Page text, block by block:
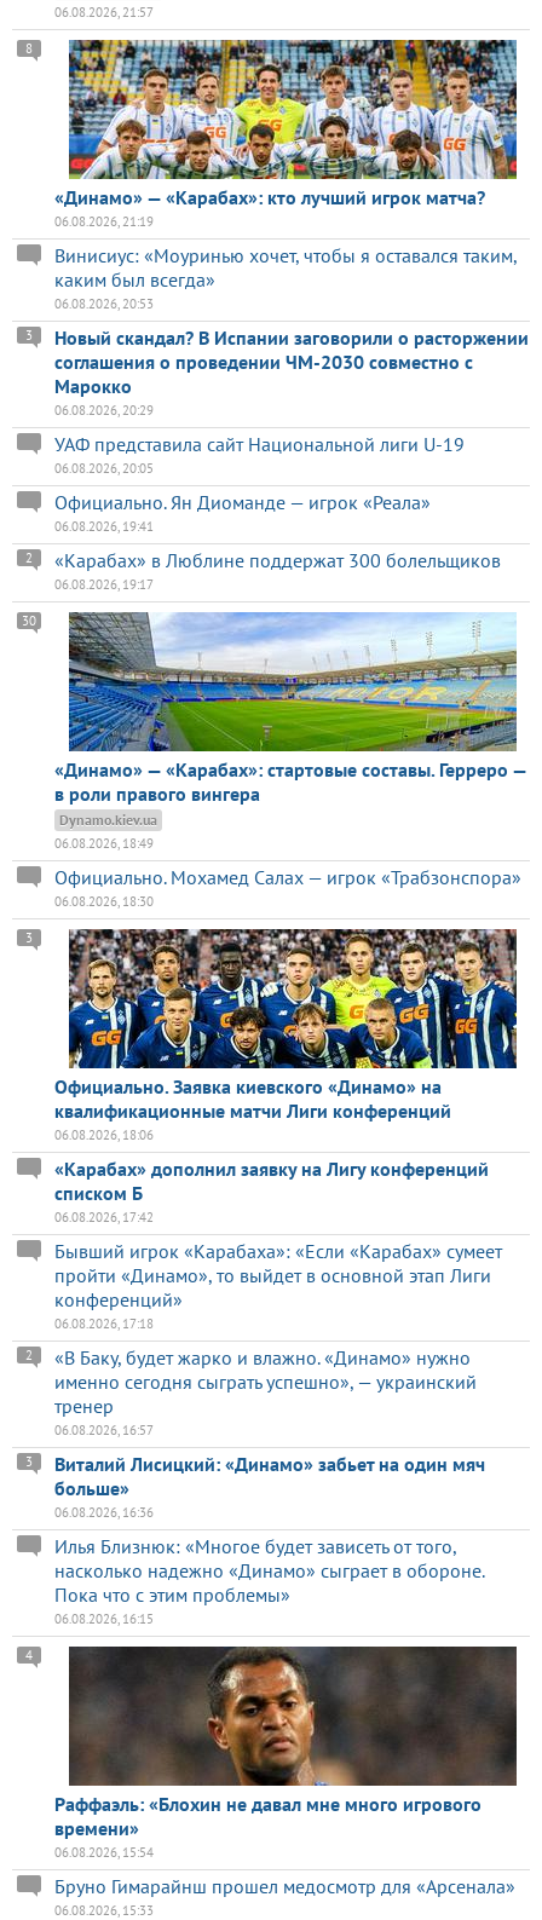
06.08.2026, 21:57
«Динамо» — «Карабах»: кто лучший игрок матча?
8
06.08.2026, 21:19
Винисиус: «Моуринью хочет, чтобы я оставался таким,
каким был всегда»
06.08.2026, 20:53
Новый скандал? В Испании заговорили о расторжении
соглашения о проведении ЧМ-2030 совместно с
Марокко
3
06.08.2026, 20:29
УАФ представила сайт Национальной лиги U-19
06.08.2026, 20:05
Официально. Ян Диоманде — игрок «Реала»
06.08.2026, 19:41
«Карабах» в Люблине поддержат 300 болельщиков
2
06.08.2026, 19:17
«Динамо» — «Карабах»: стартовые составы. Герреро —
в роли правого вингера
30
Dynamo.kiev.ua
06.08.2026, 18:49
Официально. Мохамед Салах — игрок «Трабзонспора»
06.08.2026, 18:30
Официально. Заявка киевского «Динамо» на
квалификационные матчи Лиги конференций
3
06.08.2026, 18:06
«Карабах» дополнил заявку на Лигу конференций
списком Б
06.08.2026, 17:42
Бывший игрок «Карабаха»: «Если «Карабах» сумеет
пройти «Динамо», то выйдет в основной этап Лиги
конференций»
06.08.2026, 17:18
«В Баку, будет жарко и влажно. «Динамо» нужно
именно сегодня сыграть успешно», — украинский
тренер
2
06.08.2026, 16:57
Виталий Лисицкий: «Динамо» забьет на один мяч
больше»
3
06.08.2026, 16:36
Илья Близнюк: «Многое будет зависеть от того,
насколько надежно «Динамо» сыграет в обороне.
Пока что с этим проблемы»
06.08.2026, 16:15
Раффаэль: «Блохин не давал мне много игрового
времени»
4
06.08.2026, 15:54
Бруно Гимарайнш прошел медосмотр для «Арсенала»
06.08.2026, 15:33